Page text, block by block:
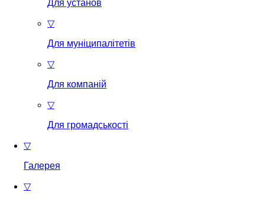
Для установ
▽
Для муніципалітетів
▽
Для компаній
▽
Для громадськості
▽
Галерея
▽